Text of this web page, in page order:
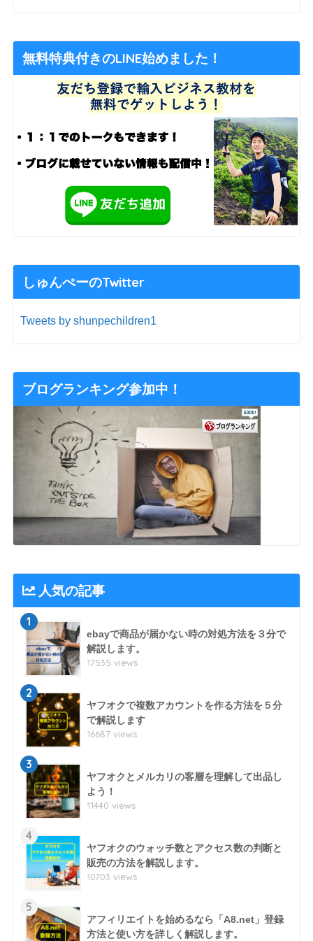
無料特典付きのLINE始めました！
しゅんぺーのTwitter
Tweets by shunpechildren1
ブログランキング参加中！
人気の記事
1
ebayで商品が届かない時の対処方法を３分で
解説します。
17535 views
2
ヤフオクで複数アカウントを作る方法を５分
で解説します
16687 views
3
ヤフオクとメルカリの客層を理解して出品し
よう！
11440 views
4
ヤフオクのウォッチ数とアクセス数の判断と
販売の方法を解説します。
10703 views
5
アフィリエイトを始めるなら「A8.net」登録
方法と使い方を詳しく解説します。